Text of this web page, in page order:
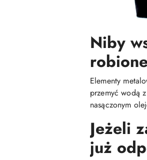
Niby
Elementy
przemyć wodą
nasączonym
Jeżeli
już